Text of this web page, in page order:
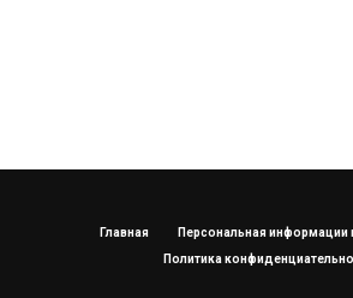
Главная
Персональная информации
Политика